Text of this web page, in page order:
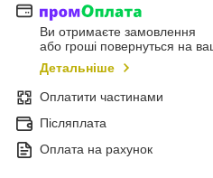
Ви отримаєте замовлення
або гроші повернуться на
Детальніше
Оплатити частинами
Післяплата
Оплата на рахунок